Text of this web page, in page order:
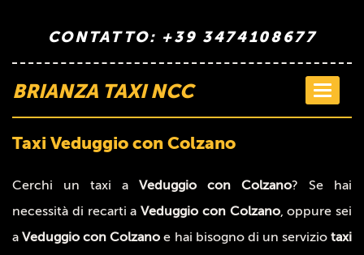
CONTATTO: +39 3474108677
Toggle
BRIANZA TAXI NCC
Taxi Veduggio con Colzano
Cerchi un taxi a Veduggio con Colzano? Se hai
necessità di recarti a Veduggio con Colzano, oppure sei
aVeduggio con Colzano e hai bisogno di un serviziotaxi